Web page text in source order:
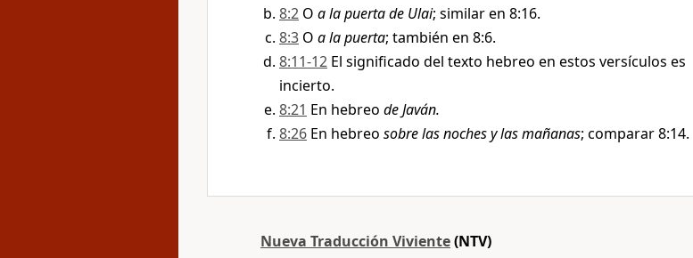
8:2 O a la puerta de Ulai; similar en 8:16.
8:3 O a la puerta; también en 8:6.
8:11-12 El significado del texto hebreo en estos versículos es
incierto.
8:21 En hebreo de Javán.
8:26 En hebreo sobre las noches y las mañanas; comparar 8:14.
Nueva Traducción Viviente(NTV)